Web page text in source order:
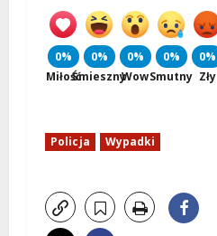
0%
Miłość
0%
Śmieszny
0%
Wow
0%
Smutny
0%
Zły
Policja Wypadki